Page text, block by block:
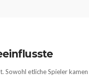
Sowohl etliche Spieler